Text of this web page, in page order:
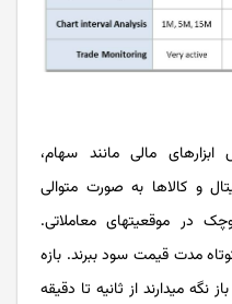
مالی مانند سهام،
و کالاها به صورت متوالی
در موقعیت­های معاملاتی.
مدت قیمت سود ببرند. بازه
نگه­ می­دارند از ثانیه تا دقیقه